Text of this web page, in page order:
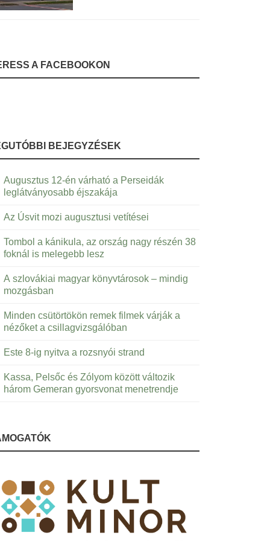
A FACEBOOKON
BEJEGYZÉSEK
Augusztus 12-én várható a Perseidák
leglátványosabb éjszakája
Az Úsvit mozi augusztusi vetítései
Tombol a kánikula, az ország nagy részén 38
foknál is melegebb lesz
A szlovákiai magyar könyvtárosok – mindig
mozgásban
Minden csütörtökön remek filmek várják a
nézőket a csillagvizsgálóban
Este 8-ig nyitva a rozsnyói strand
Kassa, Pelsőc és Zólyom között változik
három Gemeran gyorsvonat menetrendje